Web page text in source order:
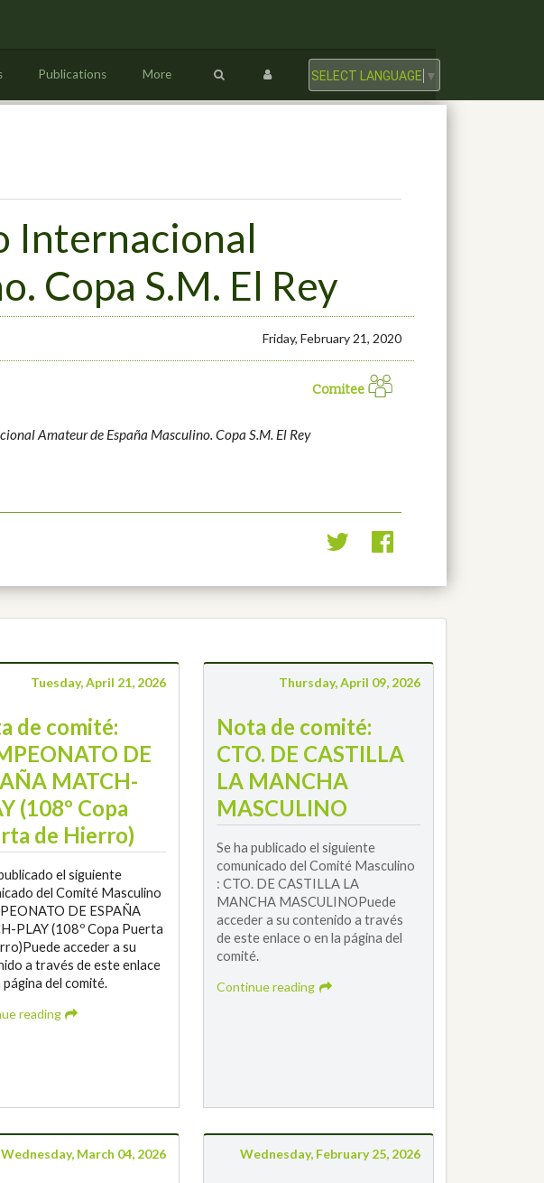
Publications More SELECT LANGUAGE ▼
Internacional
Copa S.M. El Rey
Friday, February 21, 2020
Comitee
Amateur de España Masculino. Copa S.M. El Rey
Tuesday, April 21, 2026
de comité:
DE
MATCH-
(108º Copa
de Hierro)
el siguiente
del Comité Masculino
DE ESPAÑA
PLAY (108º Copa Puerta
acceder a su
a través de este enlace
página del comité.
reading
Thursday, April 09, 2026
Nota de comité:
CTO. DE CASTILLA
LA MANCHA
MASCULINO
Se ha publicado el siguiente
comunicado del Comité Masculino
: CTO. DE CASTILLA LA
MANCHA MASCULINOPuede
acceder a su contenido a través
de este enlace o en la página del
comité.
Continue reading
Wednesday, March 04, 2026 Wednesday, February 25, 2026